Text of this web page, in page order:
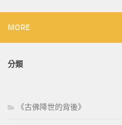
MORE
分類
《古佛降世的背後》